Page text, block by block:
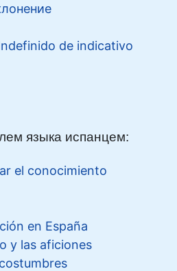
de indicativo
языка испанцем:
el conocimiento
en España
y las aficiones